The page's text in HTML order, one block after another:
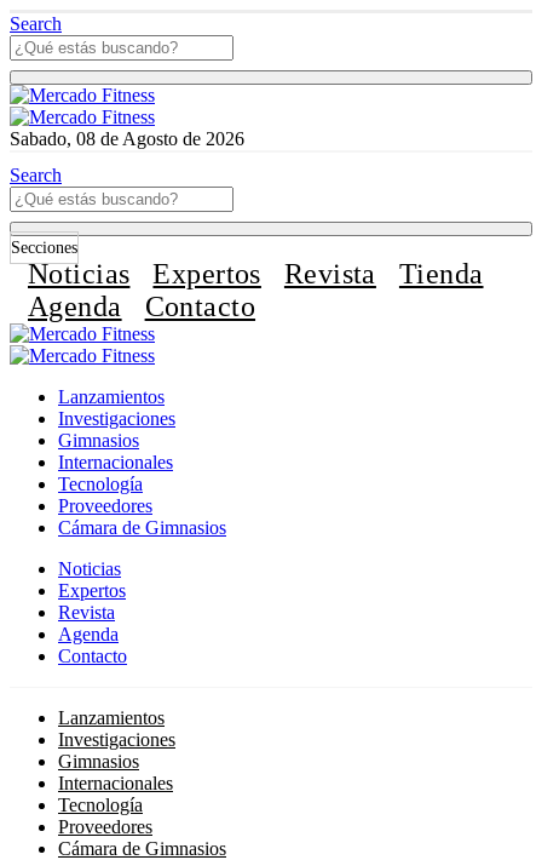
Search
Sabado, 08 de Agosto de 2026
Search
Secciones
Noticias Expertos Revista
Tienda
Agenda
Contacto
Lanzamientos
Investigaciones
Gimnasios
Internacionales
Tecnología
Proveedores
Cámara de Gimnasios
Noticias
Expertos
Revista
Agenda
Contacto
Lanzamientos
Investigaciones
Gimnasios
Internacionales
Tecnología
Proveedores
Cámara de Gimnasios